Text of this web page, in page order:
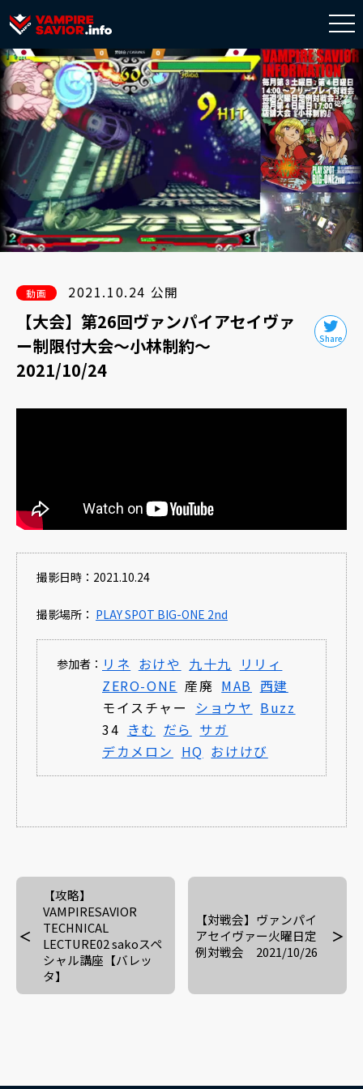
動画 2021.10.24 公開
【大会】第26回ヴァンパイアセイヴァ
ー制限付大会～小林制約～
2021/10/24
撮影日時：2021.10.24
撮影場所： PLAY SPOT BIG-ONE 2nd
参加者： リネ おけや 九十九
リリィ
ZERO-ONE 産廃 MAB 西建
モイスチャー
ショウヤ Buzz
34 きむ だら サガ
デカメロン HQ おけけび
【攻略】
VAMPIRESAVIOR
TECHNICAL
LECTURE02 sakoスペ
シャル講座【バレッ
タ】
【対戦会】ヴァンパイ
アセイヴァー火曜日定
例対戦会 2021/10/26